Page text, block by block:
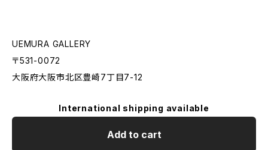
UEMURA GALLERY
〒531-0072
大阪府大阪市北区豊崎7丁目7-12
International shipping available
Add to cart